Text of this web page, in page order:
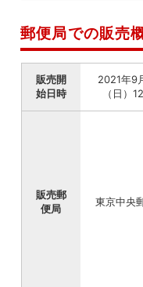
郵便局での販売
販売開
始日時
2021年9
（日）
販売郵
便局
東京中央